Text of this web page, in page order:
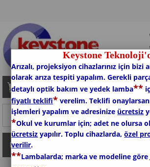
Sepetim 0 Ürün
Kategoriler
Keystone
Arızalı, projeksiyon cihazlarınız için bizi
olarak arıza tespiti yapalım. Gerekli
detaylı optik bakım ve yedek lamba**
fiyatlı teklifi* verelim. Teklifi
işlemleri yapalım ve adresinize ücretsiz
*Okul ve kurumlar için; adet ne olursa
ücretsiz yapılır. Toplu cihazlarda,özel
verilir.
**Lambalarda; marka ve modeline göre